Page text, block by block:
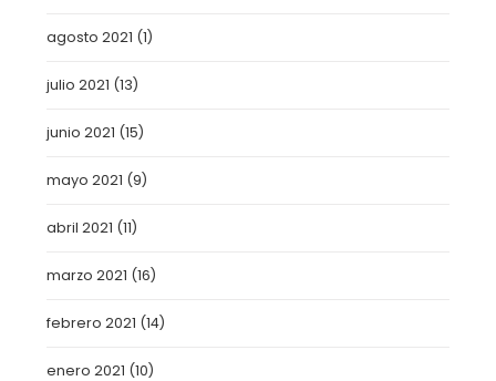
agosto 2021 (1)
julio 2021 (13)
junio 2021 (15)
mayo 2021 (9)
abril 2021 (11)
marzo 2021 (16)
febrero 2021 (14)
enero 2021 (10)